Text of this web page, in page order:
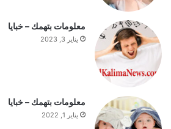
ي
و
م
معلومات بتهمك – خبايا
يناير 3, 2023
معلومات بتهمك – خبايا
يناير 1, 2022